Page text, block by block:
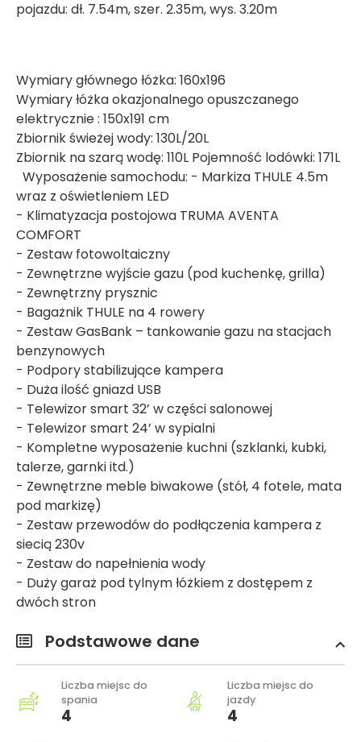
pojazdu: dł. 7.54m, szer. 2.35m, wys. 3.20m
Wymiary głównego łóżka: 160x196
Wymiary łóżka okazjonalnego opuszczanego
elektrycznie : 150x191 cm
Zbiornik świeżej wody: 130L/20L
Zbiornik na szarą wodę: 110L Pojemność lodówki: 171L
Wyposażenie samochodu: - Markiza THULE 4.5m
wraz z oświetleniem LED
- Klimatyzacja postojowa TRUMA AVENTA
COMFORT
- Zestaw fotowoltaiczny
- Zewnętrzne wyjście gazu (pod kuchenkę, grilla)
- Zewnętrzny prysznic
- Bagażnik THULE na 4 rowery
- Zestaw GasBank – tankowanie gazu na stacjach
benzynowych
- Podpory stabilizujące kampera
- Duża ilość gniazd USB
- Telewizor smart 32’ w części salonowej
- Telewizor smart 24’ w sypialni
- Kompletne wyposażenie kuchni (szklanki, kubki,
talerze, garnki itd.)
- Zewnętrzne meble biwakowe (stół, 4 fotele, mata
pod markizę)
- Zestaw przewodów do podłączenia kampera z
siecią 230v
- Zestaw do napełnienia wody
- Duży garaż pod tylnym łóżkiem z dostępem z
dwóch stron
Podstawowe dane
Liczba miejsc do
spania
4
Liczba miejsc do
jazdy
4